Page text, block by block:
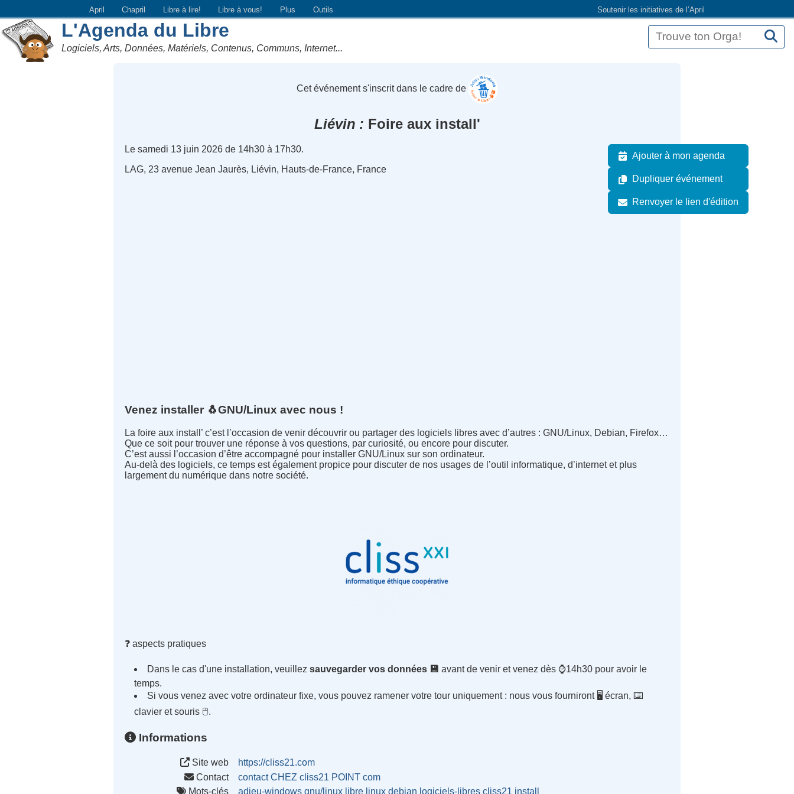
Soutenir les initiatives de l’April
April Chapril Libre à lire! Libre à vous! Plus Outils
L'Agenda du Libre
Logiciels, Arts, Données, Matériels, Contenus, Communs, Internet...
Cet événement s'inscrit dans le cadre de
Liévin Foire aux install'
Ajouter à mon agenda
Dupliquer événement
Renvoyer le lien d'édition
Le samedi 13 juin 2026 de 14h30 à 17h30.
LAG, 23 avenue Jean Jaurès, Liévin, Hauts-de-France, France
Venez installer 🐧GNU/Linux avec nous !
La foire aux install’ c’est l’occasion de venir découvrir ou partager des logiciels libres avec d’autres : GNU/Linux, Debian, Firefox…
Que ce soit pour trouver une réponse à vos questions, par curiosité, ou encore pour discuter.
C’est aussi l’occasion d’être accompagné pour installer GNU/Linux sur son ordinateur.
Au-delà des logiciels, ce temps est également propice pour discuter de nos usages de l’outil informatique, d’internet et plus
largement du numérique dans notre société.
❓ aspects pratiques
Dans le cas d'une installation, veuillezsauvegarder vos données 💾avant de venir et venez dès ⌚14h30 pour avoir le
temps.
Si vous venez avec votre ordinateur fixe, vous pouvez ramener votre tour uniquement : nous vous fourniront 🖥️ écran, ⌨️
clavier et souris 🖰.
Informations
Site web
https://cliss21.com
Contact
contact CHEZ cliss21 POINT com
Mots-clés
adieu-windows gnu/linux libre linux debian logiciels-libres cliss21 install